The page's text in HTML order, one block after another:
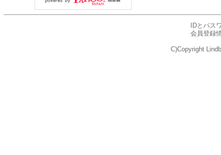
IDとパス
会員登録
C)Copyright